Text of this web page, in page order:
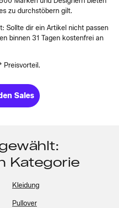
zu durchstöbern gilt.
Sollte dir ein Artikel nicht passen
binnen 31 Tagen kostenfrei an
Preisvorteil.
Sales
Kategorie
Kleidung
Pullover